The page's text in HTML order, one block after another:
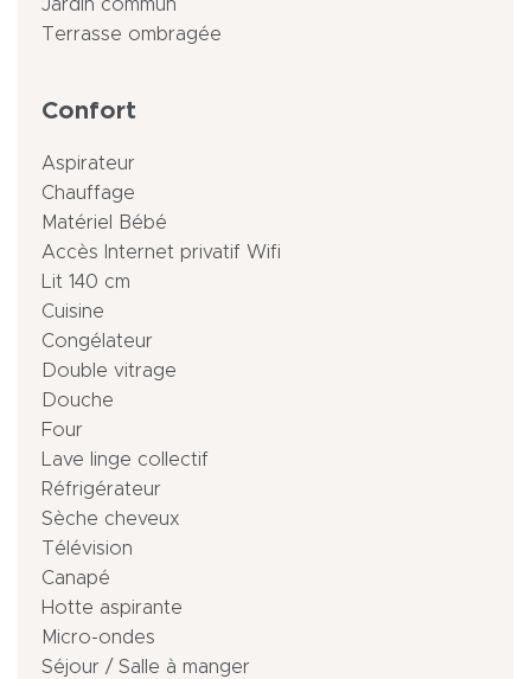
Jardin commun
Terrasse ombragée
Confort
Aspirateur
Chauffage
Matériel Bébé
Accès Internet privatif Wifi
Lit 140 cm
Cuisine
Congélateur
Double vitrage
Douche
Four
Lave linge collectif
Réfrigérateur
Sèche cheveux
Télévision
Canapé
Hotte aspirante
Micro-ondes
Séjour / Salle à manger